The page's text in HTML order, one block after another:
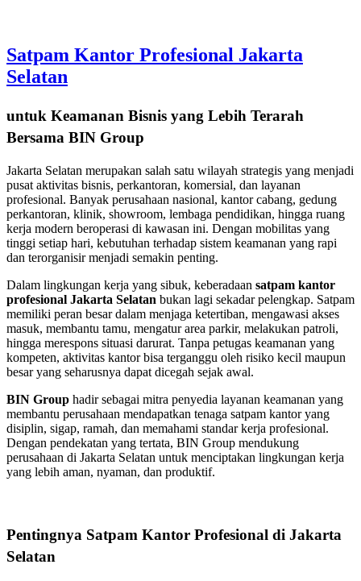
Satpam Kantor Profesional Jakarta
Selatan
untuk Keamanan Bisnis yang Lebih Terarah
Bersama BIN Group
Jakarta Selatan merupakan salah satu wilayah strategis yang menjadi
pusat aktivitas bisnis, perkantoran, komersial, dan layanan
profesional. Banyak perusahaan nasional, kantor cabang, gedung
perkantoran, klinik, showroom, lembaga pendidikan, hingga ruang
kerja modern beroperasi di kawasan ini. Dengan mobilitas yang
tinggi setiap hari, kebutuhan terhadap sistem keamanan yang rapi
dan terorganisir menjadi semakin penting.
Dalam lingkungan kerja yang sibuk, keberadaan satpam kantor
profesional Jakarta Selatan bukan lagi sekadar pelengkap. Satpam
memiliki peran besar dalam menjaga ketertiban, mengawasi akses
masuk, membantu tamu, mengatur area parkir, melakukan patroli,
hingga merespons situasi darurat. Tanpa petugas keamanan yang
kompeten, aktivitas kantor bisa terganggu oleh risiko kecil maupun
besar yang seharusnya dapat dicegah sejak awal.
BIN Group hadir sebagai mitra penyedia layanan keamanan yang
membantu perusahaan mendapatkan tenaga satpam kantor yang
disiplin, sigap, ramah, dan memahami standar kerja profesional.
Dengan pendekatan yang tertata, BIN Group mendukung
perusahaan di Jakarta Selatan untuk menciptakan lingkungan kerja
yang lebih aman, nyaman, dan produktif.
Pentingnya Satpam Kantor Profesional di Jakarta
Selatan